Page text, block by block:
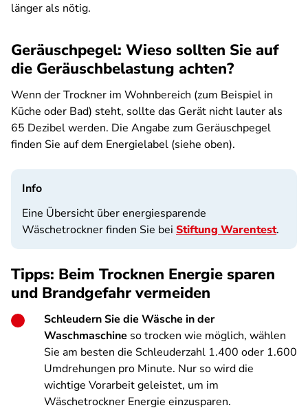
länger als nötig.
Geräuschpegel: Wieso sollten Sie auf
die Geräuschbelastung achten?
Wenn der Trockner im Wohnbereich (zum Beispiel in
Küche oder Bad) steht, sollte das Gerät nicht lauter als
65 Dezibel werden. Die Angabe zum Geräuschpegel
finden Sie auf dem Energielabel (siehe oben).
Info
Eine Übersicht über energiesparende
Wäschetrockner finden Sie bei Stiftung Warentest.
Tipps: Beim Trocknen Energie sparen
und Brandgefahr vermeiden
Schleudern Sie die Wäsche in der
Waschmaschine so trocken wie möglich, wählen
Sie am besten die Schleuderzahl 1.400 oder 1.600
Umdrehungen pro Minute. Nur so wird die
wichtige Vorarbeit geleistet, um im
Wäschetrockner Energie einzusparen.